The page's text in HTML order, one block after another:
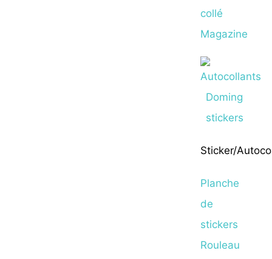
collé
Magazine
Sticker/
Planche
de
stickers
Rouleau